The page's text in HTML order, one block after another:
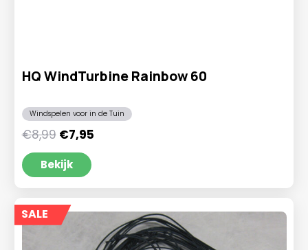
HQ WindTurbine Rainbow 60
Windspelen voor in de Tuin
€8,99 Oorspronkelijke
prijs
was:
€8,99.
€7,95Huidige
Bekijk
SALE